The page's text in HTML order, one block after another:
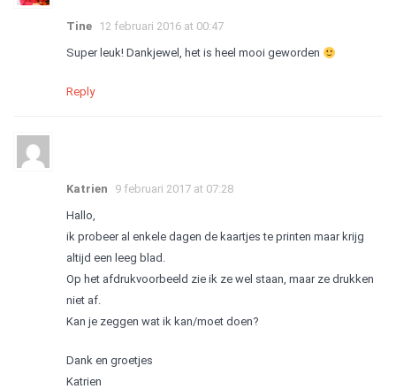
Tine 12 februari 2016 at 00:47
Super leuk! Dankjewel, het is heel mooi geworden
Reply
Katrien
9 februari 2017 at 07:28
Hallo,
ik probeer al enkele dagen de kaartjes te printen maar krijg
altijd een leeg blad.
Op het afdrukvoorbeeld zie ik ze wel staan, maar ze drukken
niet af.
Kan je zeggen wat ik kan/moet doen?
Dank en groetjes
Katrien